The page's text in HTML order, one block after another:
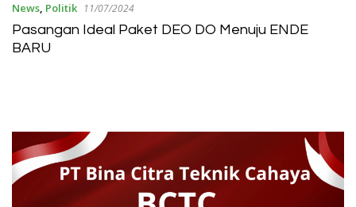
News, Politik 11/07/2024
Pasangan Ideal Paket DEO DO Menuju ENDE
BARU